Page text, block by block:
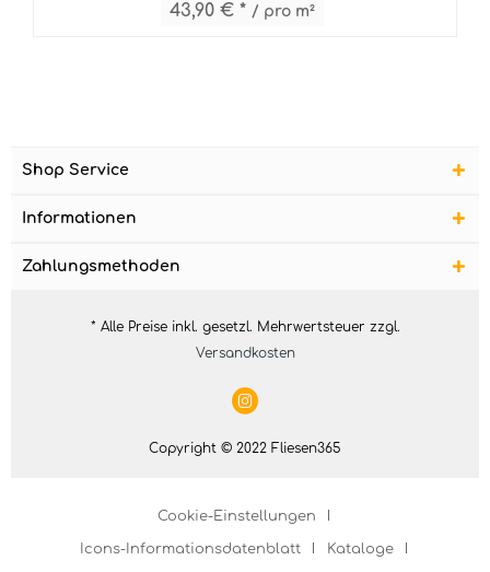
43,90 € * / pro m²
Shop Service
Informationen
Zahlungsmethoden
* Alle Preise inkl. gesetzl. Mehrwertsteuer zzgl.
Versandkosten
Copyright © 2022 Fliesen365
Cookie-Einstellungen
Icons-Informationsdatenblatt Kataloge